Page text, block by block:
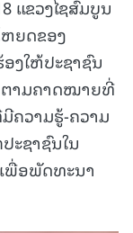
ແຂວງໄຊສົມບູນ
ຍດຂອງ
ງໃຫ້ປະຊາຊົນ
ຕາມຄາດໝາຍທີ່
ຄວາມຮູ້-ຄວາມ
ະຊາຊົນໃນ
ເພື່ອພັດທະນາ